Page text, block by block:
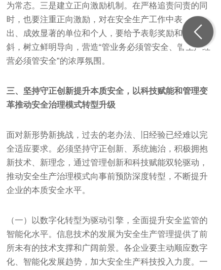
为常态。三是建立正向激励机制。在严格追责问责的同
时，也要注重正向激励，对在安全生产工作中表现突
出、成效显著的单位和个人，要给予表彰奖励和政策倾
斜，树立鲜明导向，营造“管业务必须管安全、管生产经
营必须管安全”的浓厚氛围。
三、坚持守正创新提升本质安全，以科技赋能和管理变
革推动安全治理模式转型升级
面对新形势新挑战，过去的老办法、旧经验已经难以完
全适应要求。必须坚持守正创新、系统施治，积极拥抱
新技术、新理念，通过管理创新和科技赋能双轮驱动，
推动安全生产治理模式向事前预防深度转型，不断提升
企业的本质安全水平。
（一）以数字化转型为驱动引擎，全面提升安全监管的
智能化水平。信息技术的发展为安全生产管理提供了前
所未有的技术支撑和广阔前景。各企业要主动顺应数字
化、智能化发展趋势，加大安全生产科技投入力度。一